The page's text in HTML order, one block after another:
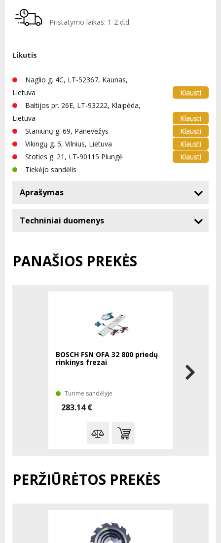
Pristatymo laikas: 1-2 d.d.
Likutis
Naglio g. 4C, LT-52367, Kaunas,
Lietuva
Klausti
Baltijos pr. 26E, LT-93222, Klaipėda,
Lietuva
Klausti
Staniūnų g. 69, Panevėžys
Klausti
Vikingų g. 5, Vilnius, Lietuva
Klausti
Stoties g. 21, LT-90115 Plungė
Klausti
Tiekėjo sandėlis
Aprašymas
Techniniai duomenys
PANAŠIOS PREKĖS
BOSCH FSN OFA 32 800 priedų
rinkinys frezai
Turime sandėlyje
283.14 €
PERŽIŪRĖTOS PREKĖS